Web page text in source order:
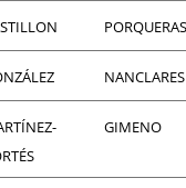
PORQUERAS
NANCLARES
GIMENO